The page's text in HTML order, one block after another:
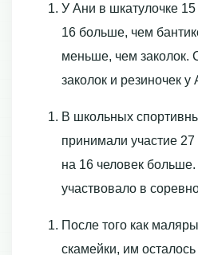
У Ани в шкатулочке 15
16 больше, чем
меньше, чем заколок.
заколок и резиночек
В школьных
принимали участие
на 16 человек больше.
участвовало в
После того как
скамейки, им